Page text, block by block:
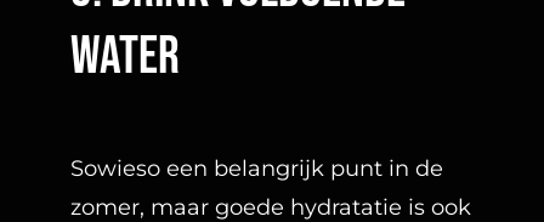
water
Sowieso een belangrijk punt in de
zomer, maar goede hydratatie is ook